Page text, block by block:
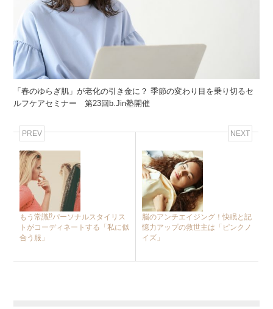
「春のゆらぎ肌」が老化の引き金に？ 季節の変わり目を乗り切るセ
ルフケアセミナー 第23回b.Jin塾開催
PREV
もう常識⁉︎パーソナルスタイリス
トがコーディネートする「私に似
合う服」
NEXT
脳のアンチエイジング！快眠と記
憶力アップの救世主は「ピンクノ
イズ」